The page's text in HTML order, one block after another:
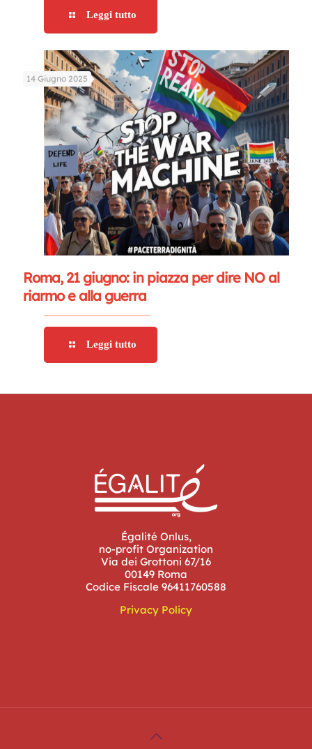
Leggi tutto
14 Giugno 2025
Roma, 21 giugno: in piazza per dire NO al
riarmo e alla guerra
Leggi tutto
Égalité Onlus,
no-profit Organization
Via dei Grottoni 67/16
00149 Roma
Codice Fiscale 96411760588
Privacy Policy